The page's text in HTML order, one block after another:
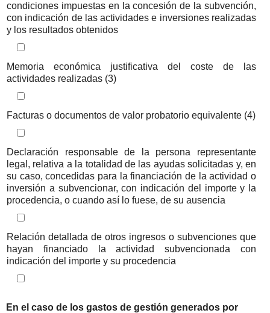
condiciones impuestas en la concesión de la subvención,
con indicación de las actividades e inversiones realizadas
y los resultados obtenidos
Iteración de iterador: Listado de documentos a aportar
Memoria económica justificativa del coste de las
actividades realizadas (3)
Iteración de iterador: Listado de documentos a aportar
Facturas o documentos de valor probatorio equivalente (4)
Iteración de iterador: Listado de documentos a aportar
Declaración responsable de la persona representante
legal, relativa a la totalidad de las ayudas solicitadas y, en
su caso, concedidas para la financiación de la actividad o
inversión a subvencionar, con indicación del importe y la
procedencia, o cuando así lo fuese, de su ausencia
Iteración de iterador: Listado de documentos a aportar
Relación detallada de otros ingresos o subvenciones que
hayan financiado la actividad subvencionada con
indicación del importe y su procedencia
En el caso de los gastos de gestión generados por